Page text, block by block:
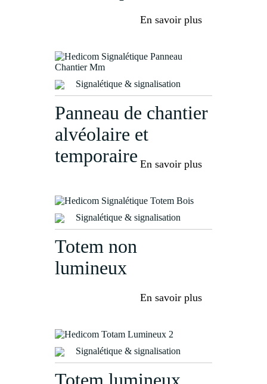
En savoir plus
Signalétique & signalisation
Panneau de chantier
alvéolaire et
temporaire En savoir plus
Signalétique & signalisation
Totem non
lumineux
En savoir plus
Signalétique & signalisation